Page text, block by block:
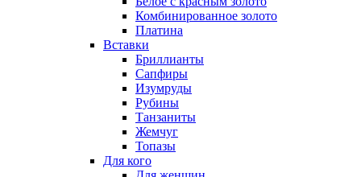
Комбинированное золото
Платина
Вставки
Бриллианты
Сапфиры
Изумруды
Рубины
Танзаниты
Жемчуг
Топазы
Для кого